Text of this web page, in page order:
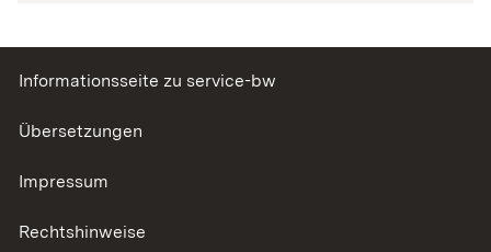
Informationsseite zu service-bw
Übersetzungen
Impressum
Rechtshinweise